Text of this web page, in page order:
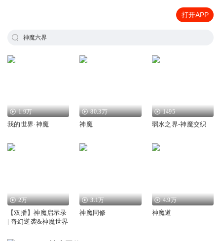
打开APP
神魔六界
1.9万
我的世界·神魔
80.3万
神魔
1495
弱水之界-神魔交织
2万
【双播】神魔启示录
| 奇幻逆袭&神魔世界
3.1万
神魔同修
4.9万
神魔道